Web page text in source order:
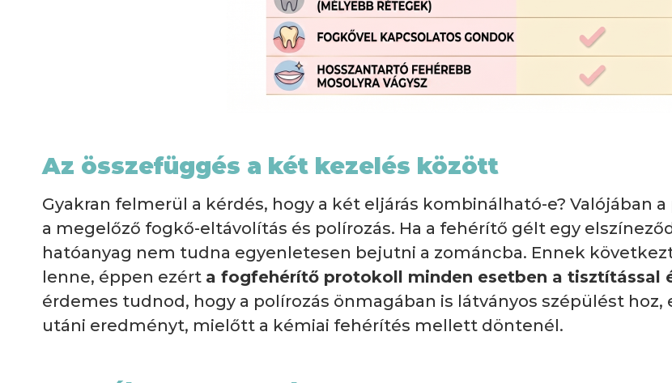
Az összefüggés a két kezelés között
Gyakran felmerül a kérdés, hogy a két eljárás kombinálható-e?
a megelőző fogkő-eltávolítás és polírozás. Ha a fehérítő gélt egy
hatóanyag nem tudna egyenletesen bejutni a zománcba. Ennek
lenne, éppen ezért a fogfehérítő protokoll minden esetben a tisztítással
érdemes tudnod, hogy a polírozás önmagában is látványos szépülést
utáni eredményt, mielőtt a kémiai fehérítés mellett döntenél.